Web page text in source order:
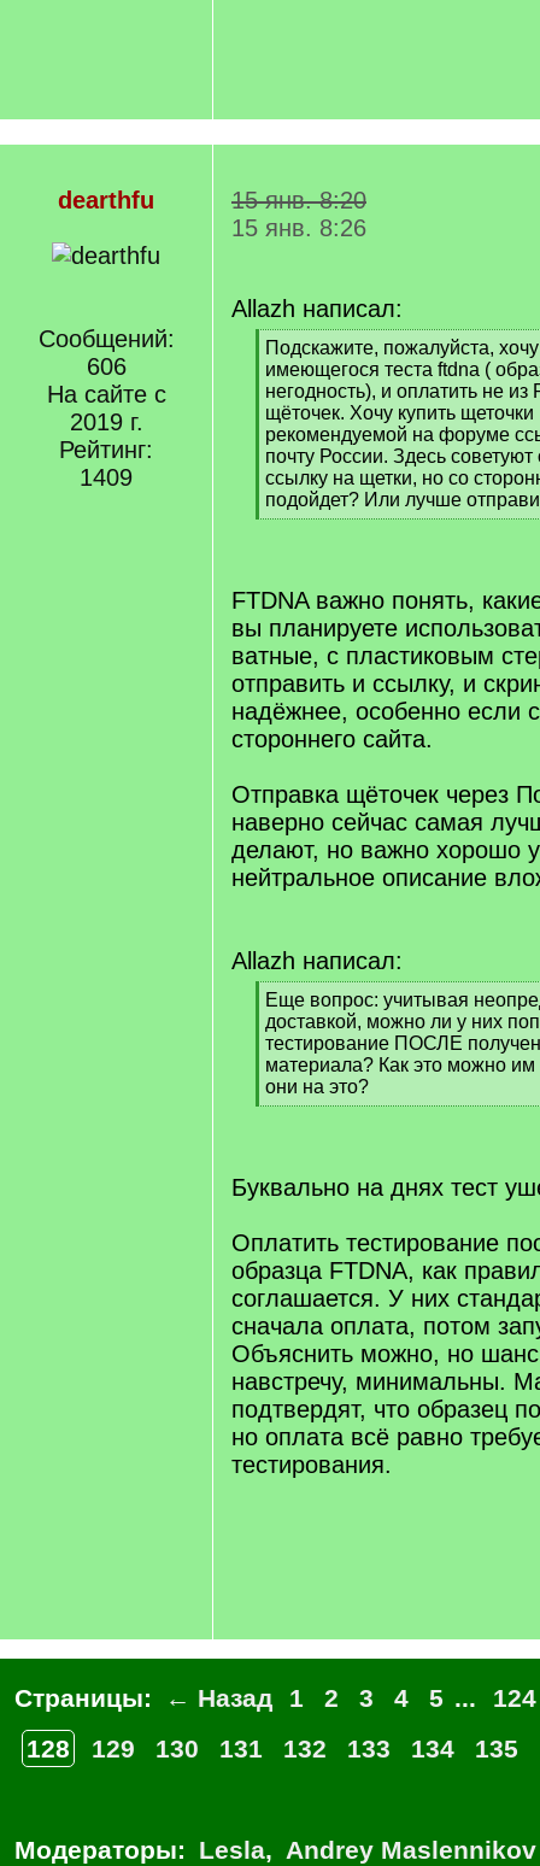
dearthfu
Сообщений:
606
На сайте с
2019 г.
Рейтинг:
1409
15 янв. 8:20
15 янв. 8:26
Allazh написал:
[
q
]
Подскажите, пожалуйста,
имеющегося теста ftdna (
негодность), и оплатить не из
щёточек. Хочу купить
рекомендуемой на форуме
почту России. Здесь
ссылку на щетки, но со
подойдет? Или лучше
[
FTDNA важно понять,
вы планируете
ватные, с пластиковым
отправить и ссылку, и
надёжнее, особенно если
стороннего сайта.
Отправка щёточек через
наверно сейчас самая
делают, но важно хорошо
нейтральное описание
Allazh написал:
[
q
]
Еще вопрос: учитывая
доставкой, можно ли у них
тестирование ПОСЛЕ
материала? Как это можно им
они на это?
[
Буквально на днях тест
Оплатить тестирование
образца FTDNA, как
соглашается. У них
сначала оплата, потом
Объяснить можно, но
навстречу, минимальны.
подтвердят, что образец
но оплата всё равно
тестирования.
Страницы: ← Назад 1 2 3 4 5 ...
124
128
129 130 131 132 133 134 135
Модераторы: Lesla, Andrey Maslennikov